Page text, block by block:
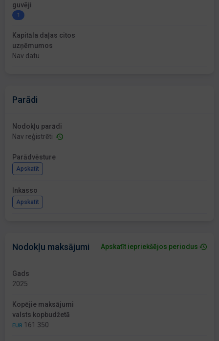
guvēji
1
Kapitāla daļas citos
uzņēmumos
Nav datu
Parādi
Nodokļu parādi
Nav reģistrēti
Parādvēsture
Apskatīt
Inkasso
Apskatīt
Nodokļu maksājumi Apskatīt iepriekšējos periodus
Gads
2025
Kopējie maksājumi
valsts kopbudžetā
EUR 161 350